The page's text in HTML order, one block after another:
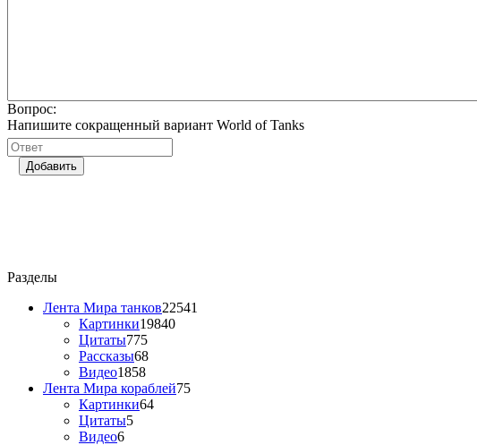
Вопрос:
Напишите сокращенный вариант World of Tanks
Добавить
Разделы
Лента Мира танков22541
Картинки19840
Цитаты775
Рассказы68
Видео1858
Лента Мира кораблей75
Картинки64
Цитаты5
Видео6